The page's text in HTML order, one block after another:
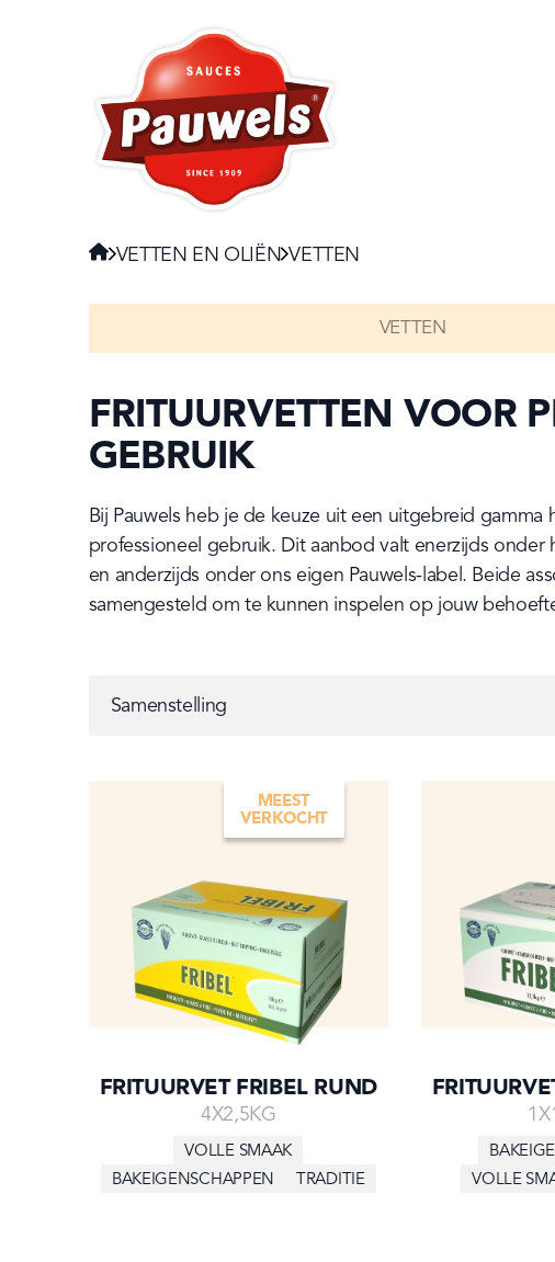
Navigate to:
HOME
VETTEN EN OLIËN VETTEN
VETTEN
FRITUURVETTEN VOOR
GEBRUIK
Bij Pauwels heb je de keuze uit een uitgebreid
professioneel gebruik. Dit aanbod valt enerzijds onder
en anderzijds onder ons eigen Pauwels-label. Beide
samengesteld om te kunnen inspelen op jouw
Samenstelling
MEEST
VERKOCHT
FRITUURVET FRIBEL RUND
4X2,5KG
VOLLE SMAAK
BAKEIGENSCHAPPEN
TRADITIE
VOLLE